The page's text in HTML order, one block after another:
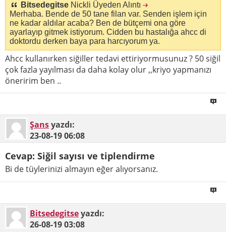
Bitsedegitse Nickli Üyeden Alıntı
Merhaba. Bende de 50 tane filan var. Senden işlem için
ne kadar aldılar acaba? Ben de bütçemi ona göre
ayarlayıp gitmek istiyorum. Cidden bu hastalığa ahcc di
doktordu derken baya para harcıyorum ya.
Ahcc kullanırken siğiller tedavi ettiriyormusunuz ? 50 siğil
çok fazla yayılması da daha kolay olur ,,kriyo yapmanızı
öneririm ben ..
Şansyazdı:
23-08-1906:08
Cevap: Siğil sayısı ve tiplendirme
Bi de tüylerinizi almayın eğer alıyorsanız.
Bitsedegitseyazdı:
26-08-1903:08